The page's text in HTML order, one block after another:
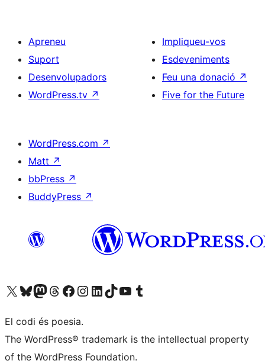
Apreneu
Suport
Desenvolupadors
WordPress.tv ↗
Impliqueu-vos
Esdeveniments
Feu una donació ↗
Five for the Future
WordPress.com ↗
Matt ↗
bbPress ↗
BuddyPress ↗
Visiteu el nostre compte X (abans Twitter)
Visiteu el nostre compte de Bluesky
Visiteu el nostre compte al Mastodon
Visiteu el nostre compte de Threads
Visiteu la nostra pàgina al Facebook
Visiteu el nostre compte d'Instagram
Visiteu el nostre compte de LinkedIn
Visiteu el nostre compte de TikTok
Visiteu el nostre canal al YouTube
Visiteu el nostre compte de Tumblr
El codi és poesia.
The WordPress® trademark is the intellectual property
of the WordPress Foundation.